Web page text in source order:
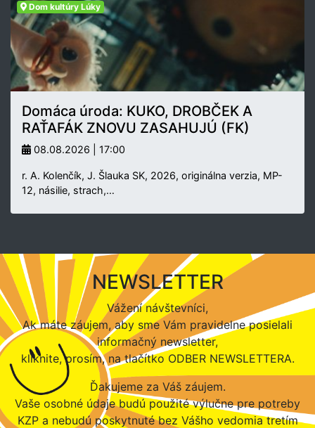
Dom kultúry Lúky
Domáca úroda: KUKO, DROBČEK A
RAŤAFÁK ZNOVU ZASAHUJÚ (FK)
08.08.2026 | 17:00
r. A. Kolenčík, J. Šlauka SK, 2026, originálna verzia, MP-
12, násilie, strach,…
NEWSLETTER
Vážení návštevníci,
Ak máte záujem, aby sme Vám pravidelne posielali
informačný newsletter,
kliknite, prosím, na tlačítko ODBER NEWSLETTERA.
Ďakujeme za Váš záujem.
Vaše osobné údaje budú použité výlučne pre potreby
KZP a nebudú poskytnuté bez Vášho vedomia tretím